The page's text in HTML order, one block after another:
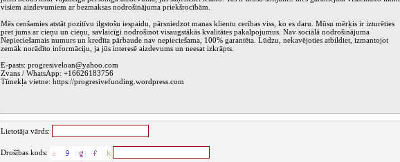
visiem aizdevumiem ar bezmaksas nodrošinājuma priekšrocībām.
Mēs cenšamies atstāt pozitīvu ilgstošu iespaidu, pārsniedzot manas klientu cerības viss, ko es daru. Mūsu mērķis ir izturēties
pret jums ar cieņu un cieņu, savlaicīgi nodrošinot visaugstākās kvalitātes pakalpojumus. Nav sociālā nodrošinājuma
Nepieciešamais numurs un kredīta pārbaude nav nepieciešama, 100% garantēta. Lūdzu, nekavējoties atbildiet, izmantojot
zemāk norādīto informāciju, ja jūs interesē aizdevums un neesat izkrāpts.
E-pasts: progresiveloan@yahoo.com
Zvans / WhatsApp: +16626183756
Tīmekļa vietne: https://progresivefunding.wordpress.com
Lietotāja vārds:
Drošības kods: